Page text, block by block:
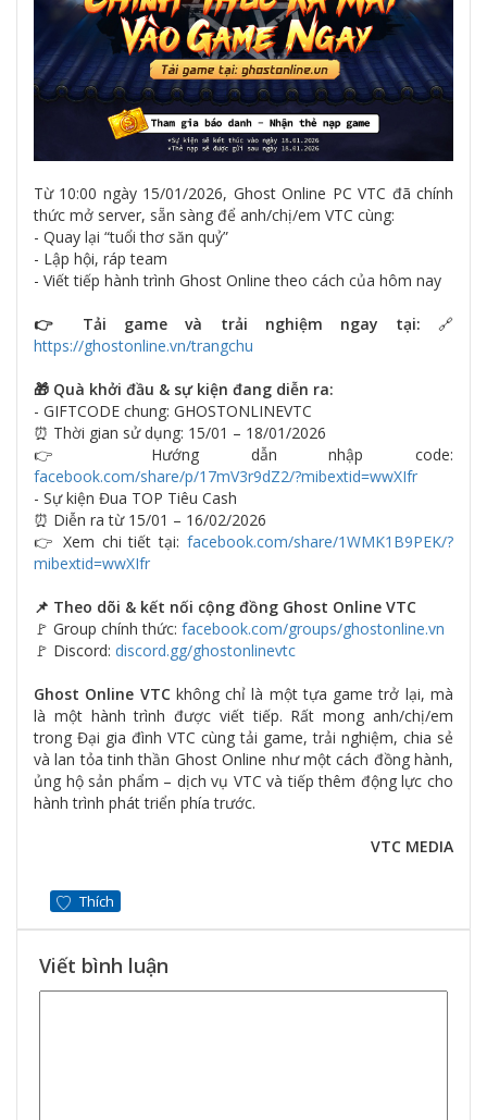
Từ 10:00 ngày 15/01/2026, Ghost Online PC VTC đã chính
thức mở server, sẵn sàng để anh/chị/em VTC cùng:
- Quay lại “tuổi thơ săn quỷ”
- Lập hội, ráp team
- Viết tiếp hành trình Ghost Online theo cách của hôm nay
👉 Tải game và trải nghiệm ngay tại: 🔗
https://ghostonline.vn/trangchu
🎁 Quà khởi đầu & sự kiện đang diễn ra:
- GIFTCODE chung: GHOSTONLINEVTC
⏰ Thời gian sử dụng: 15/01 – 18/01/2026
👉 Hướng dẫn nhập code:
facebook.com/share/p/17mV3r9dZ2/?mibextid=wwXIfr
- Sự kiện Đua TOP Tiêu Cash
⏰ Diễn ra từ 15/01 – 16/02/2026
👉 Xem chi tiết tại: facebook.com/share/1WMK1B9PEK/?
mibextid=wwXIfr
📌 Theo dõi & kết nối cộng đồng Ghost Online VTC
🚩 Group chính thức: facebook.com/groups/ghostonline.vn
🚩 Discord: discord.gg/ghostonlinevtc
Ghost Online VTC không chỉ là một tựa game trở lại, mà
là một hành trình được viết tiếp. Rất mong anh/chị/em
trong Đại gia đình VTC cùng tải game, trải nghiệm, chia sẻ
và lan tỏa tinh thần Ghost Online như một cách đồng hành,
ủng hộ sản phẩm – dịch vụ VTC và tiếp thêm động lực cho
hành trình phát triển phía trước.
VTC MEDIA
Thích
Viết bình luận